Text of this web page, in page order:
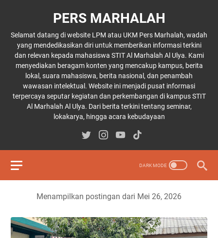
PERS MARHALAH
Selamat datang di website LPM atau UKM Pers Marhalah, wadah
yang mendedikasikan diri untuk memberikan informasi terkini
dan relevan kepada mahasiswa STIT Al Marhalah Al Ulya. Kami
menyediakan beragam konten yang mencakup kampus, berita
lokal, suara mahasiswa, berita nasional, dan penambah
wawasan intelektual. Website ini menjadi pusat informasi
terpercaya seputar kegiatan dan perkembangan di kampus STIT
Al Marhalah Al Ulya. Dari berita terkini tentang seminar,
lokakarya, hingga acara kebudayaan
Menampilkan postingan dari Mei 26, 2026